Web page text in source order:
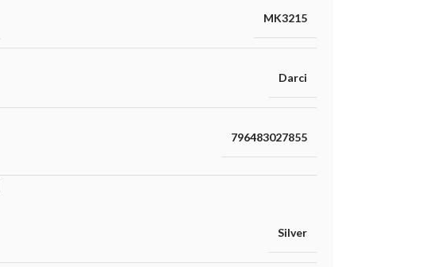
MK3215
Darci
796483027855
Silver